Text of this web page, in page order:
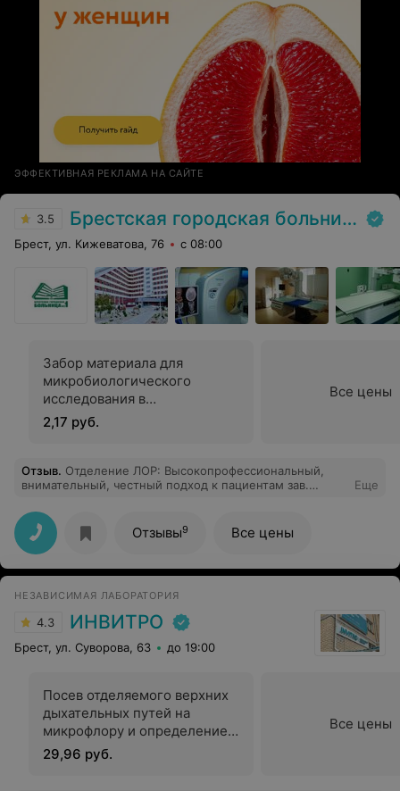
ЭФФЕКТИВНАЯ РЕКЛАМА НА САЙТЕ
3.5 Брестская городская больница № 1
Брест, ул. Кижеватова, 76 с 08:00
Забор материала для
микробиологического
исследования в
оториноларингологии
2,17 руб.
Все цены
Отзыв. Отделение ЛОР: Высокопрофессиональный,
внимательный, честный подход к пациентам зав.
работа команды отделения, реальная забота о
здоровье людей и вежливое отношение оставили
очень благоприятное впечатление. Дальнейших
успехов коллективу данного отделения и больницы.
Рекомендую.
Еще
Отзывы9 Все цены
НЕЗАВИСИМАЯ ЛАБОРАТОРИЯ
4.3 ИНВИТРО
Брест, ул. Суворова, 63 до 19:00
Посев отделяемого верхних
дыхательных путей на
микрофлору и определение
чувствительности к
антибиотикам
29,96 руб.
Все цены